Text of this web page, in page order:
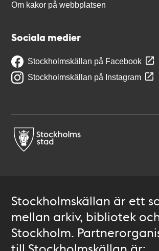
Om kakor på webbplatsen
Sociala medier
Stockholmskällan på Facebook
Stockholmskällan på Instagram
Stockholmskällan är ett
mellan arkiv, bibliotek
Stockholm.